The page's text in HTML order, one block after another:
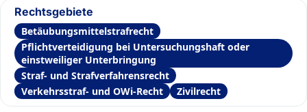
Rechtsgebiete
Betäubungsmittelstrafrecht
Pflichtverteidigung bei Untersuchungshaft oder
einstweiliger Unterbringung
Straf- und Strafverfahrensrecht
Verkehrsstraf- und OWi-Recht
Zivilrecht